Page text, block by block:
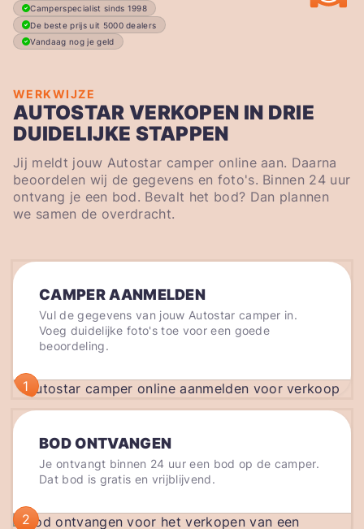
Camperspecialist sinds 1998
De beste prijs uit 5000 dealers
Vandaag nog je geld
WERKWIJZE
AUTOSTAR VERKOPEN IN DRIE
DUIDELIJKE STAPPEN
Jij meldt jouw Autostar camper online aan. Daarna
beoordelen wij de gegevens en foto's. Binnen 24 uur
ontvang je een bod. Bevalt het bod? Dan plannen
we samen de overdracht.
CAMPER AANMELDEN
Vul de gegevens van jouw Autostar camper in.
Voeg duidelijke foto's toe voor een goede
beoordeling.
1
BOD ONTVANGEN
Je ontvangt binnen 24 uur een bod op de camper.
Dat bod is gratis en vrijblijvend.
2